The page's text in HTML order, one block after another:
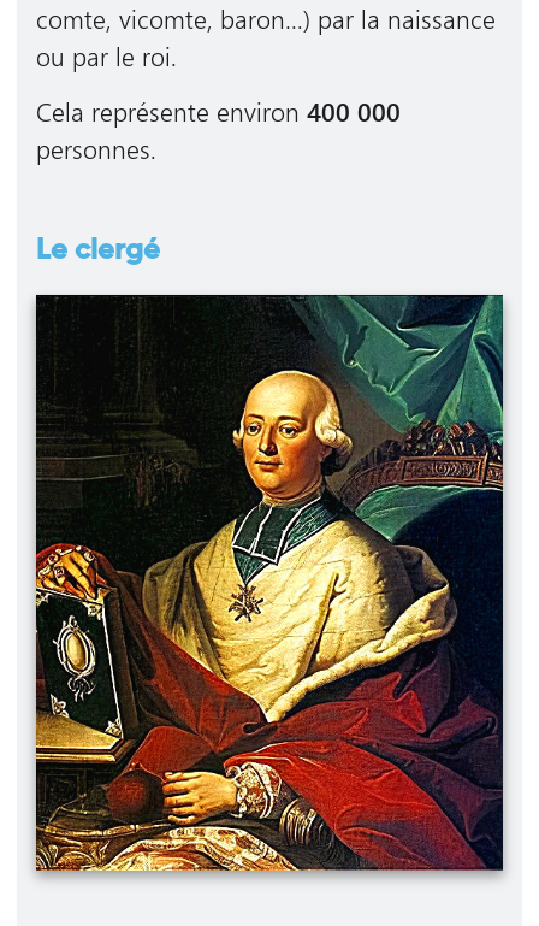
comte, vicomte, baron…) par la naissance
ou par le roi.
Cela représente environ 400 000
personnes.
Le clergé